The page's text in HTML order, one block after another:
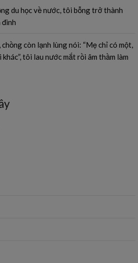
du học về nước, tôi bỗng trở thành
còn lạnh lùng nói: “Mẹ chỉ có một,
tôi lau nước mắt rồi âm thầm làm